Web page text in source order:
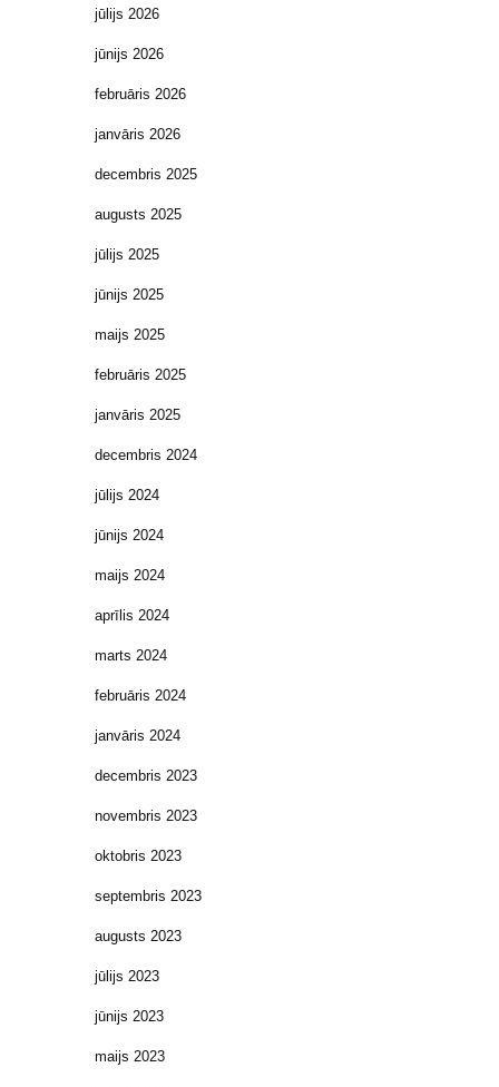
jūlijs 2026
jūnijs 2026
februāris 2026
janvāris 2026
decembris 2025
augusts 2025
jūlijs 2025
jūnijs 2025
maijs 2025
februāris 2025
janvāris 2025
decembris 2024
jūlijs 2024
jūnijs 2024
maijs 2024
aprīlis 2024
marts 2024
februāris 2024
janvāris 2024
decembris 2023
novembris 2023
oktobris 2023
septembris 2023
augusts 2023
jūlijs 2023
jūnijs 2023
maijs 2023